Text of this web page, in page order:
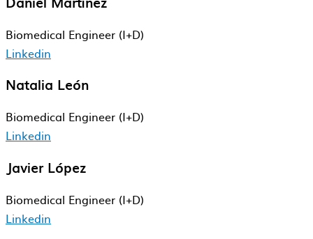
Biomedical​ Engineer​ (I+D)
Linkedin
Natalia León
Biomedical​ Engineer​ (I+D)
Linkedin
Javier López
Biomedical​ Engineer​ (I+D)
Linkedin